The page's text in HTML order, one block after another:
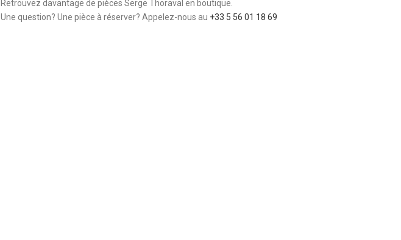
Retrouvez davantage de pièces Serge Thoraval en boutique.
Une question? Une pièce à réserver? Appelez-nous au +33 5 56 01 18 69